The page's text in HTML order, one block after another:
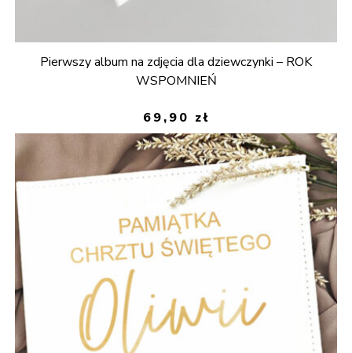
Pierwszy album na zdjęcia dla dziewczynki – ROK
WSPOMNIEŃ
69,90 zł